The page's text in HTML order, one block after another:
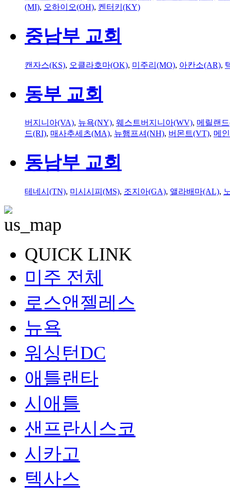
(MI), 오하이오(OH), 켄터키(KY)
중남부 교회
캔자스(KS), 오클라호마(OK), 미주리(MO), 아칸소(AR),
동부 교회
버지니아(VA), 뉴욕(NY), 웨스트버지니아(WV), 메릴랜
드(RI), 매사추세츠(MA), 뉴햄프셔(NH), 버몬트(VT), 메
동남부 교회
테네시(TN), 미시시피(MS), 조지아(GA), 앨라배마(AL),
QUICK LINK
미주 전체
로스앤젤레스
뉴욕
워싱턴DC
애틀랜타
시애틀
샌프란시스코
시카고
텍사스